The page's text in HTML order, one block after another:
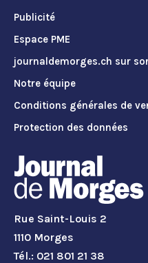
Publicité
Espace PME
journaldemorges.ch sur
Notre équipe
Conditions générales de
Protection des données
Rue Saint-Louis 2
1110 Morges
Tél.: 021 801 21 38